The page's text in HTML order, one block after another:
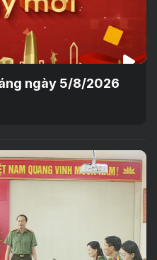
ngày 5/8/2026